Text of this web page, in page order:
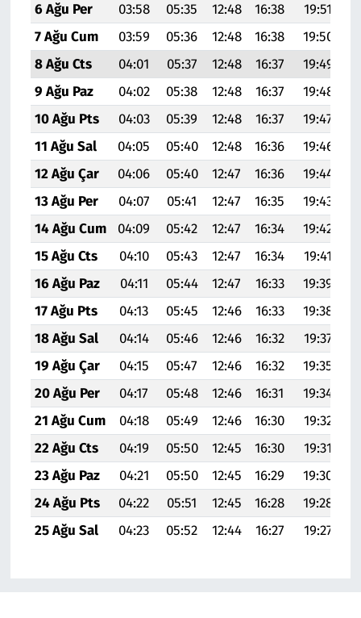
6 Ağu Per
03:58 05:35 12:48 16:38 19:51
7 Ağu Cum
03:59 05:36 12:48 16:38 19:50
8 Ağu Cts
04:01 05:37 12:48 16:37 19:49
9 Ağu Paz
04:02 05:38 12:48 16:37 19:48
10 Ağu Pts
04:03 05:39 12:48 16:37 19:47
11 Ağu Sal
04:05 05:40 12:48 16:36 19:46
12 Ağu Çar
04:06 05:40 12:47 16:36 19:44
13 Ağu Per
04:07 05:41 12:47 16:35 19:43
14 Ağu Cum
04:09 05:42 12:47 16:34 19:42
15 Ağu Cts
04:10 05:43 12:47 16:34 19:41
16 Ağu Paz
04:11 05:44 12:47 16:33 19:39
17 Ağu Pts
04:13 05:45 12:46 16:33 19:38
18 Ağu Sal
04:14 05:46 12:46 16:32 19:37
19 Ağu Çar
04:15 05:47 12:46 16:32 19:35
20 Ağu Per
04:17 05:48 12:46 16:31 19:34
21 Ağu Cum
04:18 05:49 12:46 16:30 19:32
22 Ağu Cts
04:19 05:50 12:45 16:30 19:31
23 Ağu Paz
04:21 05:50 12:45 16:29 19:30
24 Ağu Pts
04:22 05:51 12:45 16:28 19:28
25 Ağu Sal
04:23 05:52 12:44 16:27 19:27